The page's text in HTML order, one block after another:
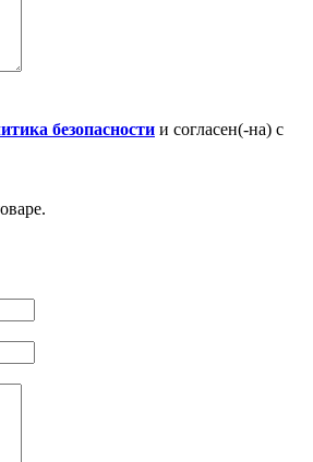
безопасности и согласен(-на) с